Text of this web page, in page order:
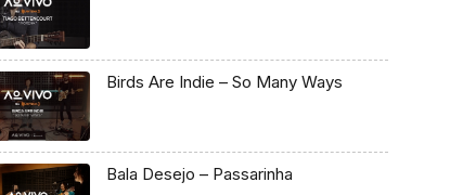
Birds Are Indie – So Many Ways
Bala Desejo – Passarinha